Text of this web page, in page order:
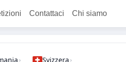
Contattaci Chi siamo
› Svizzera ›